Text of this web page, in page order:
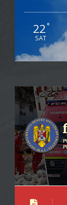
22°
SAT